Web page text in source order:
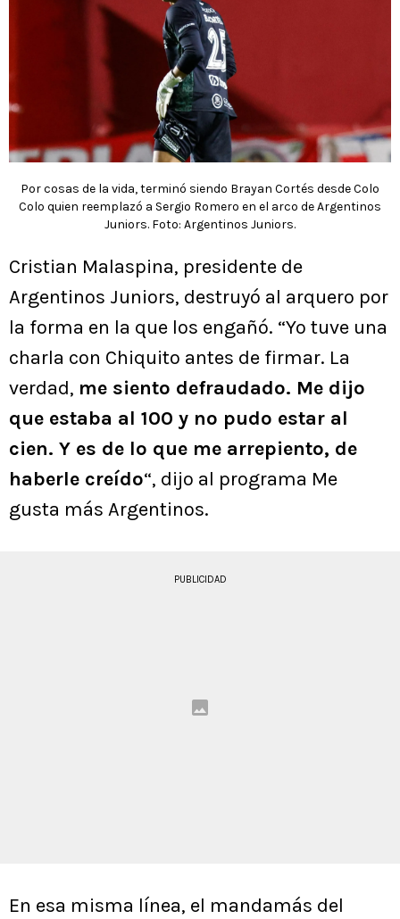
Por cosas de la vida, terminó siendo Brayan Cortés desde Colo
Colo quien reemplazó a Sergio Romero en el arco de Argentinos
Juniors. Foto: Argentinos Juniors.
Cristian Malaspina, presidente de
Argentinos Juniors, destruyó al arquero por
la forma en la que los engañó. “Yo tuve una
charla con Chiquito antes de firmar. La
verdad, me siento defraudado. Me dijo
que estaba al 100 y no pudo estar al
cien. Y es de lo que me arrepiento, de
haberle creído“, dijo al programa Me
gusta más Argentinos.
PUBLICIDAD
En esa misma línea, el mandamás del